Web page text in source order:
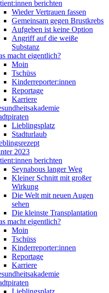
berichten
Wieder Vertrauen fassen
Gemeinsam gegen Brustkrebs
Aufgeben ist keine Option
Angriff auf die weiße
Substanz
macht eigentlich?
Moin
Tschüss
Kinderreporter:innen
Reportage
Karriere
Lieblingsplatz
Stadturlaub
2023
berichten
Seynabous langer Weg
Kleiner Schnitt mit großer
Wirkung
Die Welt mit neuen Augen
sehen
Die kleinste Transplantation
macht eigentlich?
Moin
Tschüss
Kinderreporter:innen
Reportage
Karriere
Lieblingsplatz